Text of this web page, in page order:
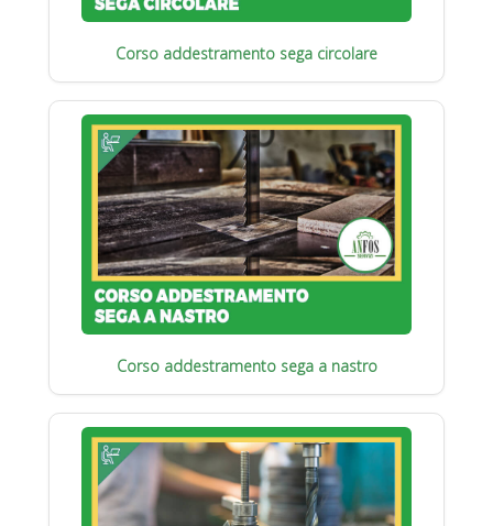
Corso addestramento sega circolare
Corso addestramento sega a nastro